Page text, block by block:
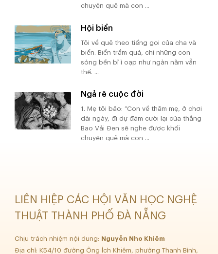
chuyện quê mà con ...
Hội biển
Tôi về quê theo tiếng gọi của cha và
biển. Biển trầm quá, chỉ những con
sóng bền bỉ ì oạp như ngàn năm vẫn
thế. ...
Ngả rẽ cuộc đời
1. Mẹ tôi bảo: “Con về thăm mẹ, ở chơi
dài ngày, đi dự đám cưới lại của thằng
Bao Vải Đen sẽ nghe được khối
chuyện quê mà con ...
LIÊN HIỆP CÁC HỘI VĂN HỌC NGHỆ
THUẬT THÀNH PHỐ ĐÀ NẴNG
Chịu trách nhiệm nội dung: Nguyễn Nho Khiêm
Địa chỉ: K54/10 đường Ông Ích Khiêm, phường Thanh Bình,